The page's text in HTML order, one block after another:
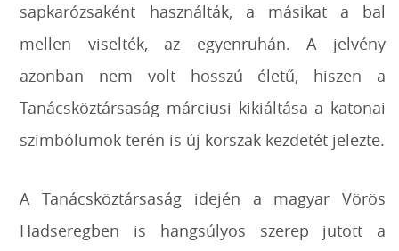
sapkarózsaként használták, a másikat a bal
mellen viselték, az egyenruhán. A jelvény
azonban nem volt hosszú életű, hiszen a
Tanácsköztársaság márciusi kikiáltása a katonai
szimbólumok terén is új korszak kezdetét jelezte.
A Tanácsköztársaság idején a magyar Vörös
Hadseregben is hangsúlyos szerep jutott a